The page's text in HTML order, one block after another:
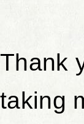
Thank
taking